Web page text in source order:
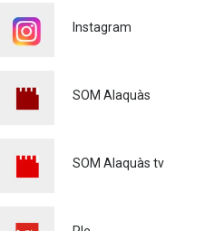
22/07/2026
Igualtat 16/06/2026
POEMES - MARE DE DÉU DE
Instagram
SOM Alaquàs
SOM Alaquàs tv